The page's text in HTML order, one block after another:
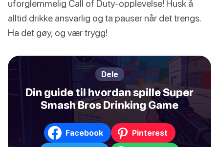
uforglemmelig Call of Duty-opplevelse! Husk å
alltid drikke ansvarlig og ta pauser når det trengs.
Ha det gøy, og vær trygg!
Dele
Din guide til hvordan spille Super
Smash Bros Drinking Game
Facebook Pinterest